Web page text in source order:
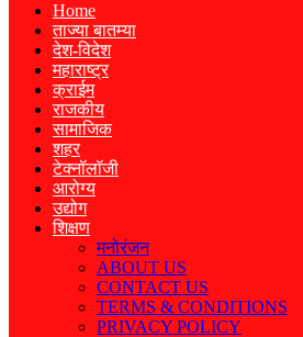
Home
ताज्या बातम्या
देश-विदेश
महाराष्ट्र
क्राईम
राजकीय
सामाजिक
शहर
टेक्नॉलॉजी
आरोग्य
उद्योग
शिक्षण
मनोरंजन
ABOUT US
CONTACT US
TERMS & CONDITIONS
PRIVACY POLICY